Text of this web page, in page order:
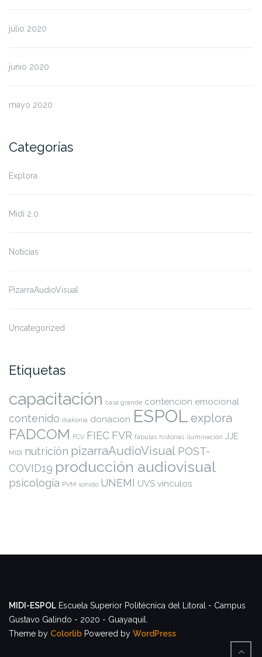
julio 2020
junio 2020
mayo 2020
Categorías
Explora
Midi 2.0
Noticias
PizarraAudioVisual
Uncategorized
Etiquetas
capacitación casa grande contencion emocional
contenido diakonia donacion ESPOL explora
FADCOM FCV FIEC FVR fábulas historias iluminación JJE
MIDI nutrición pizarraAudioVisual POST-
COVID19 producción audiovisual
psicología PVM sonido UNEMI UVS vínculos
MIDI-ESPOL Escuela Superior Politécnica del Litoral - Campus
Gustavo Galindo - 2020 - Guayaquil.
Theme by Colorlib Powered by WordPress